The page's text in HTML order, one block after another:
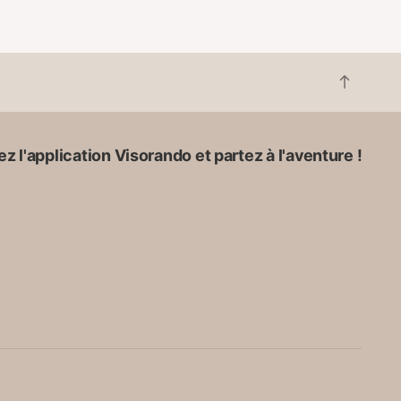
R
e
u
l'application Visorando et partez à l'aventure !